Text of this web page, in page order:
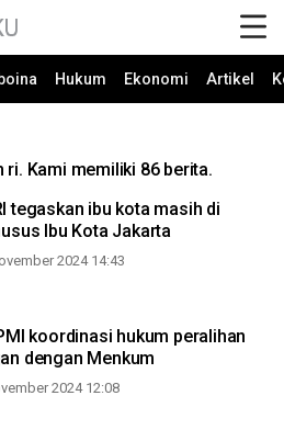
Hukum Ekonomi Artikel
Kami memiliki 86 berita.
di
Ibu Kota Jakarta
2024 14:43
dengan Menkum
2024 12:08